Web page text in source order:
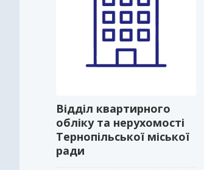
Відділ квартирного
обліку та нерухомості
Тернопільської міської
ради